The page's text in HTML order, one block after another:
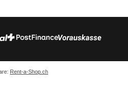
Rent-a-Shop.ch